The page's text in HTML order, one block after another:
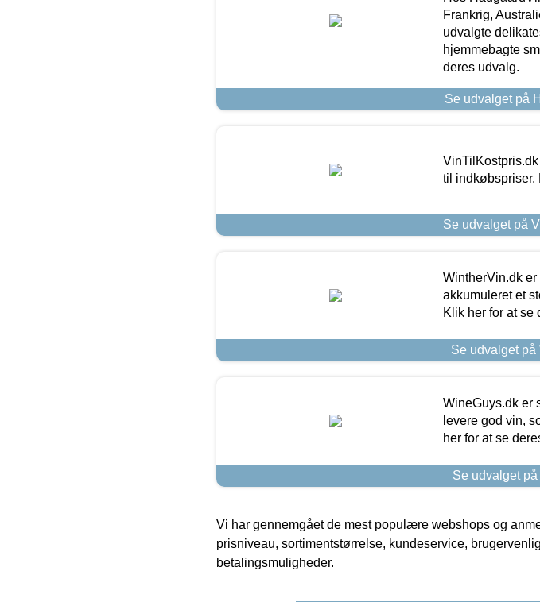
Frankrig,
udvalgte
hjemmebagte
deres udvalg.
Se udvalget på
til indkøbspriser.
Se udvalget på
WintherVin.dk
akkumuleret et
Klik her for at se
Se udvalget
WineGuys.dk er
levere god vin,
her for at se
Se udvalget
Vi har gennemgået de mest populære webshops og
prisniveau, sortimentstørrelse, kundeservice,
betalingsmuligheder.